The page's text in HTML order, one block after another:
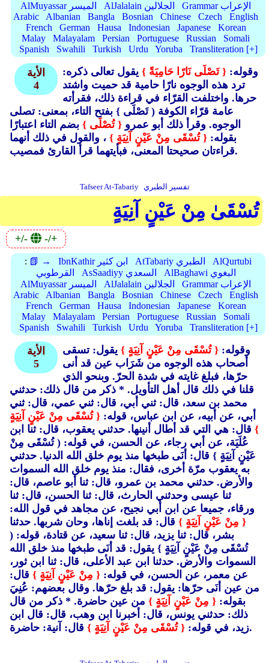
AlMuyassar الميسر
AlJalalain الجلالين
Grammar الإعراب
Arabic
Albanian Bangla Bosnian Chinese Czech
English
French
German Hausa Indonesian Japanese
Korean
Malay
Malayalam Persian Portuguese Russian
Somali
Spanish
Swahili Turkish Urdu Yoruba Transliteration [+]
الأية
4
وقوله: { تَصْلَى نَارًا حَامِيَةً } يقول تعالى ذكره:
ترد هذه الوجوه نارًا حامية قد حميت واشتد
حرها. واختلفت القرّاء في قراءة ذلك، فقرأته
عامة قرّاء الكوفة ( تَصْلَى } بفتح التاء، بمعنى: تصلى
الوجوه. وقرأ ذلك أبو عمرو { تُصْلَى } بضم التاء اعتبارًا
بقوله: { تُسْقَى مِنْ عَيْنٍ آنِيَةٍ } ، والقول في ذلك أنهما
قراءتان صحيحتا المعنى، فبأيتهما قرأ القارئ فمصيب.
Tafseer At-Tabariy تفسير الطبري
تُسْقَىٰ مِنْ عَيْنٍ آنِيَةٍ
+/- -/+
: 📗 → IbnKathir ابن كثير AtTabariy الطبري
AlQurtubi
القرطوبي
AsSaadiyy السعدي
AlBaghawi البغوي
AlMuyassar الميسر
AlJalalain الجلالين
Grammar الإعراب
Arabic
Albanian Bangla Bosnian Chinese Czech
English
French
German Hausa Indonesian Japanese
Korean
Malay
Malayalam Persian Portuguese Russian
Somali
Spanish
Swahili Turkish Urdu Yoruba Transliteration [+]
الأية
5
وقوله: { تُسْقَى مِنْ عَيْنٍ آنِيَةٍ } يقول: تسقى
أصحاب هذه الوجوه من شَرَاب عين قد أنى
حرّها، فبلغ غايته في شدة الحرّ. وبنحو الذي
قلنا في ذلك قال أهل التأويل. * ذكر من قال ذلك: حدثني
محمد بن سعد، قال: ثني أبي، قال: ثني عمي، قال: ثني
أبي، عن أبيه، عن ابن عباس، قوله: { تُسْقَى مِنْ عَيْنٍ آنِيَةٍ
} قال: هي التي قد أطال أنينها. حدثني يعقوب، قال: ثنا ابن
عُلَيَة، عن أبي رجاء، عن الحسن، في قوله: ( تُسْقَى مِنْ
عَيْنٍ آنِيَةٍ } قال: أنَى طبخها منذ يوم خلق الله الدنيا. حدثني
به يعقوب مرّة أخرى، فقال: منذ يوم خلق الله السموات
والأرض. حدثني محمد بن عمرو، قال: ثنا أبو عاصم، قال:
ثنا عيسى وحدثني الحارث، قال: ثنا الحسن، قال: ثنا
ورقاء، جميعا عن ابن أبي نجيح، عن مجاهد في قول الله:
{ مِنْ عَيْنٍ آنِيَةٍ } قال: قد بلغت إناها، وحان شربها. حدثنا
بشر، قال: ثنا يزيد، قال: ثنا سعيد، عن قتادة، قوله: (
تُسْقَى مِنْ عَيْنٍ آنِيَةٍ } يقول: قد أنَى طبخها منذ خلق الله
السموات والأرض. حدثنا ابن عبد الأعلى، قال: ثنا ابن ثور،
عن معمر، عن الحسن، في قوله: { مِنْ عَيْنٍ آنِيَةٍ } قال:
من عين أنَى حرّها: يقول: قد بلغ حرّها. وقال بعضهم: عُنِيَ
بقوله: { مِنْ عَيْنٍ آنِيَةٍ } من عين حاضرة. * ذكر من قال
ذلك: حدثني يونس، قال: أخبرنا ابن وهب، قال: قال ابن
زيد، في قوله: { تُسْقَى مِنْ عَيْنٍ آنِيَةٍ } قال: آنية: حاضرة.